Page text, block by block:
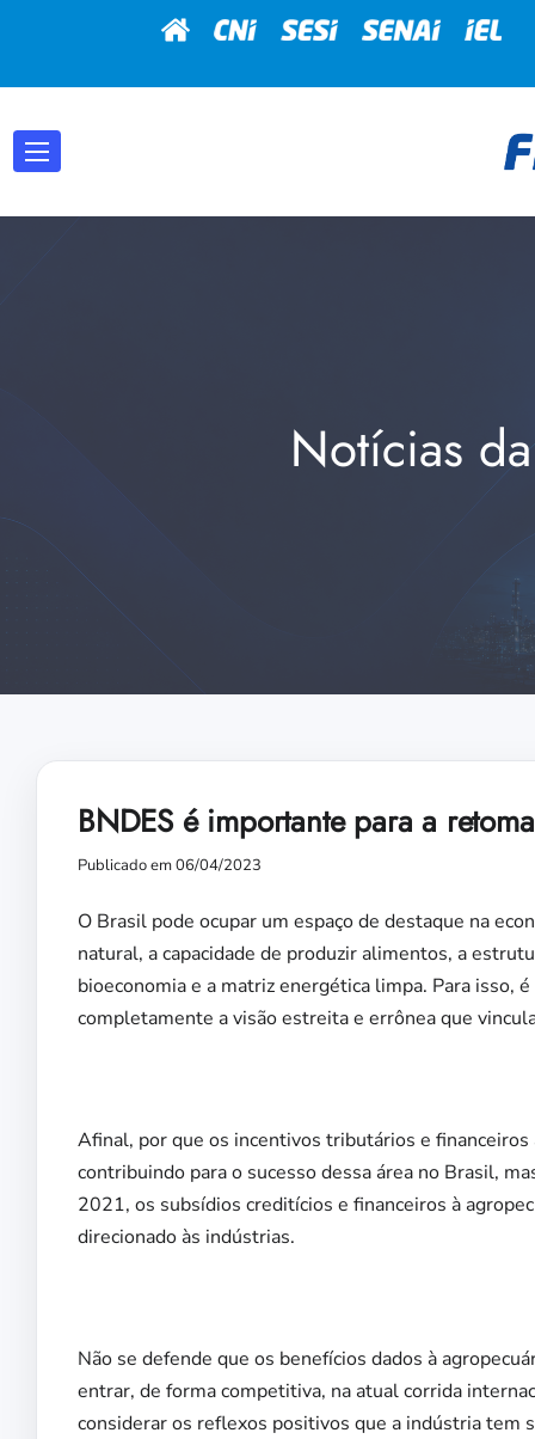
Notícias
BNDES é importante para a
Publicado em 06/04/2023
O Brasil pode ocupar um espaço de destaque na
natural, a capacidade de produzir alimentos, a
bioeconomia e a matriz energética limpa. Para isso,
completamente a visão estreita e errônea que
Afinal, por que os incentivos tributários e
contribuindo para o sucesso dessa área no Brasil,
2021, os subsídios creditícios e financeiros à
direcionado às indústrias.
Não se defende que os benefícios dados à
entrar, de forma competitiva, na atual corrida
considerar os reflexos positivos que a indústria tem